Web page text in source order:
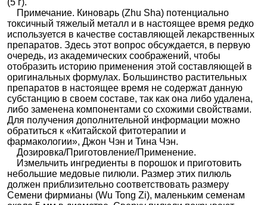
(5 г).
Примечание. Киноварь (Zhu Sha) потенциально
токсичный тяжелый металл и в настоящее время редко
используется в качестве составляющей лекарственных
препаратов. Здесь этот вопрос обсуждается, в первую
очередь, из академических соображений, чтобы
отобразить историю применения этой составляющей в
оригинальных формулах. Большинство растительных
препаратов в настоящее время не содержат данную
субстанцию в своем составе, так как она либо удалена,
либо заменена компонентами со схожими свойствами.
Для получения дополнительной информации можно
обратиться к «Китайской фитотерапии и
фармакологии», Джон Чэн и Тина Чэн.
Дозировка/Приготовление/Применение.
Измельчить ингредиенты в порошок и приготовить
небольшие медовые пилюли. Размер этих пилюль
должен приблизительно соответствовать размеру
Семени фирмианы (Wu Tong Zi), маленьким семенам